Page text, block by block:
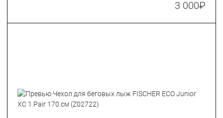
3 000₽